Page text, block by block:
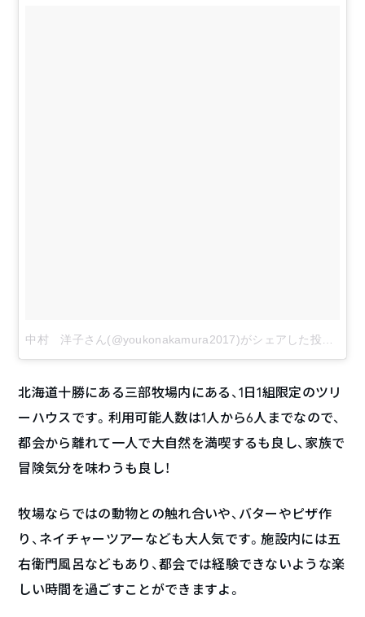
北海道十勝にある三部牧場内にある、1日1組限定のツリ
ーハウスです。利用可能人数は1人から6人までなので、
都会から離れて一人で大自然を満喫するも良し、家族で
冒険気分を味わうも良し！
牧場ならではの動物との触れ合いや、バターやピザ作
り、ネイチャーツアーなども大人気です。施設内には五
右衛門風呂などもあり、都会では経験できないような楽
しい時間を過ごすことができますよ。